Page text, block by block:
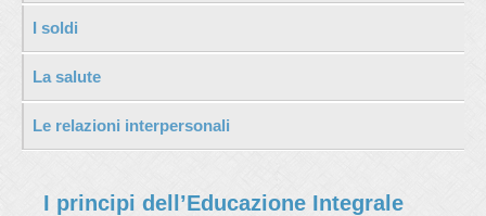
I soldi
La salute
Le relazioni interpersonali
I principi dell’Educazione Integrale